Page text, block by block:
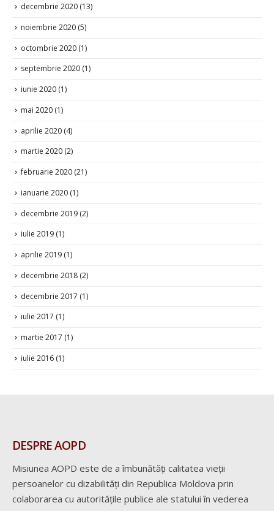
decembrie 2020 (13)
noiembrie 2020 (5)
octombrie 2020 (1)
septembrie 2020 (1)
iunie 2020 (1)
mai 2020 (1)
aprilie 2020 (4)
martie 2020 (2)
februarie 2020 (21)
ianuarie 2020 (1)
decembrie 2019 (2)
iulie 2019 (1)
aprilie 2019 (1)
decembrie 2018 (2)
decembrie 2017 (1)
iulie 2017 (1)
martie 2017 (1)
iulie 2016 (1)
DESPRE AOPD
Misiunea AOPD este de a îmbunătăți calitatea vieții
persoanelor cu dizabilități din Republica Moldova prin
colaborarea cu autoritățile publice ale statului în vederea